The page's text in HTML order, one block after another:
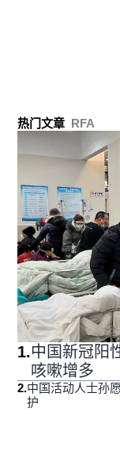
热门文章 RFA
1.中国新冠阳
咳嗽增多
2.中国活动人士孙
护